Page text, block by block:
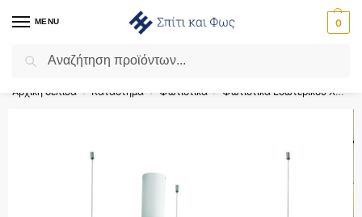
MENU 0
Flash Sale ⚡ 10% Έκπτωση με τον κωδικό ‘SPRING’!
Αρχική σελίδα / Κατάστημα / Φωτιστικά / Φωτιστικά Εσωτερικού Χώρου